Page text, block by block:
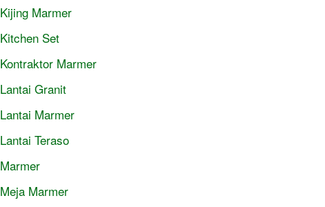
Kijing Marmer
Kitchen Set
Kontraktor Marmer
Lantai Granit
Lantai Marmer
Lantai Teraso
Marmer
Meja Marmer